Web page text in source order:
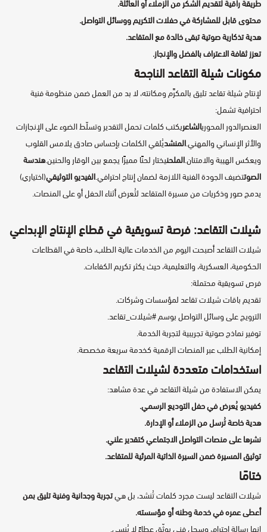
طريقة راقية لتقديم الشكر من الزملاء أو العائلة.
محتوى قابل للمشاركة في حفلات التكريم ووسائل التواصل.
هدية تذكارية صوتية تبقى خالدة مع المتقاعد.
تعزز ثقافة الاعتراف بالفضل والإنجاز.
مكونات شيلة التقاعد الناجحة
لإنتاج شيلة تقاعد تليق بالمكرَّم ومكانته، لا بد من العمل ضمن منظومة فنية
احترافية تشمل:
العنصرالدور المحوريالشاعريكتب كلمات تحمل التقدير وتسلّط الضوء على الإنجازات
والأثر الإنساني والمهني.المنشديُلقي الكلمات بإحساس صادق يلامس القلوب
ويعكس الهيبة والامتنان.الملحنيختار لحنًا مميزًا يجمع بين الوقار والحنين.هندسة
الصوتتضيف الجودة الفنية اللازمة لضمان إنتاج احترافي.الفيديو التوثيقي(اختياري)
يدمج صور وذكريات من مسيرة المتقاعد لتُعرض أثناء الحفل أو على المنصات.
شيلات التقاعد: فرصة تسويقية في قطاع الإنتاج الإبداعي
شيلات التقاعد أصبحت اليوم من الخدمات عالية الطلب، خاصة في القطاعات
الحكومية، العسكرية، والتعليمية، حيث يكثر تكريم الكفاءات.
فرص تسويقية محتملة:
تقديم باقات شيلات تقاعد لمؤسسات وشركات.
الترويج على وسائل التواصل بوسم #شيلات_تقاعد.
توفير نماذج صوتية تجريبية لتجربة الخدمة.
إمكانية الطلب عبر المنصات الرقمية كخدمة سريعة مخصصة.
استخدامات متعددة لشيلات التقاعد
يمكن الاستفادة من شيلة التقاعد في عدة مشاهد:
كفيديو يُعرض في حفل التوديع الرسمي.
هدية خاصة تُرسل من الزملاء أو الإدارة.
نشرها على منصات التواصل الاجتماعي كتقدير علني.
توثيق المسيرة ضمن السيرة الذاتية المرئية للمتقاعد.
ختامًا
شيلات التقاعد ليست مجرد كلمات تُنشد، بل هيتجربة وجدانية وفنية تليق بمن
أعطى عمره في خدمة وطنه أو مؤسسته.
إنها رسالة احترام، وسجل فني يوثّق عطاءً لا يُنسى.